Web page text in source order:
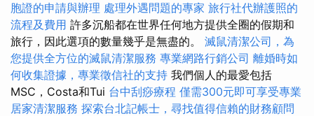
胞證的申請與辦理 處理外遇問題的專家 旅行社代辦護照的
流程及費用 許多沉船都在世界任何地方提供全圈的假期和
旅行，因此選項的數量幾乎是無盡的。 滅鼠清潔公司，為
您提供全方位的滅鼠清潔服務 專業網路行銷公司 離婚時如
何收集證據，專業徵信社的支持 我們個人的最愛包括
MSC，Costa和Tui 台中刮痧療程 僅需300元即可享受專業
居家清潔服務 探索台北記帳士，尋找值得信賴的財務顧問